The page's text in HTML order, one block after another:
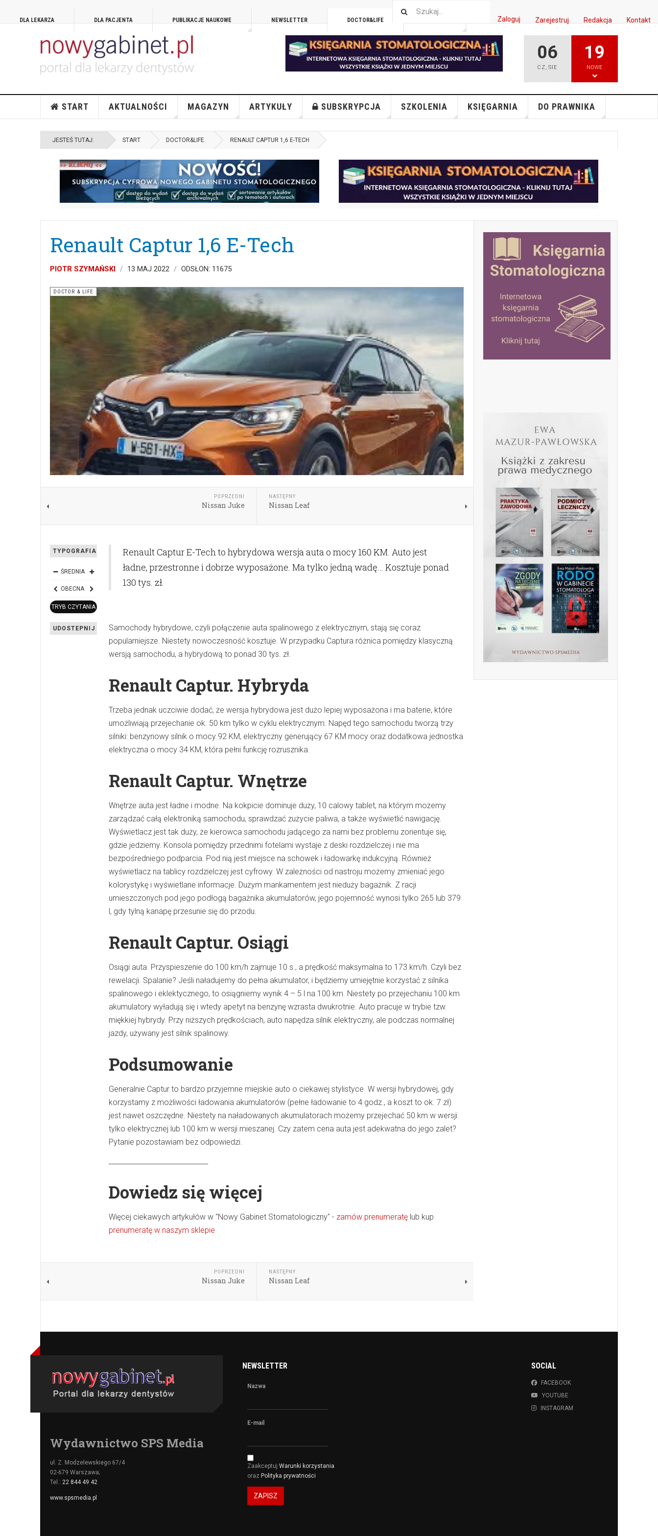
DLA LEKARZA DLA PACJENTA PUBLIKACJE NAUKOWE NEWSLETTER DOCTOR&LIFE Zaloguj Zarejestruj Redakcja Kontakt
06
CZ,SIE
19
NOWE
START AKTUALNOŚCI MAGAZYN ARTYKUŁY SUBSKRYPCJA SZKOLENIA KSIĘGARNIA DO PRAWNIKA
JESTEŚ TUTAJ: START DOCTOR&LIFE RENAULT CAPTUR 1,6 E-TECH
Renault Captur 1,6 E-Tech
PIOTR SZYMAŃSKI 13 MAJ 2022 ODSŁON: 11675
DOCTOR & LIFE
POPRZEDNI
Nissan Juke
NASTĘPNY
Nissan Leaf
TYPOGRAFIA
ŚREDNIA
OBECNA
TRYB CZYTANIA
UDOSTEPNIJ
Renault Captur E-Tech to hybrydowa wersja auta o mocy 160 KM. Auto jest
ładne, przestronne i dobrze wyposażone. Ma tylko jedną wadę… Kosztuje ponad
130 tys. zł.
Samochody hybrydowe, czyli połączenie auta spalinowego z elektrycznym, stają się coraz
popularniejsze. Niestety nowoczesność kosztuje. W przypadku Captura różnica pomiędzy klasyczną
wersją samochodu, a hybrydową to ponad 30 tys. zł.
Renault Captur. Hybryda
Trzeba jednak uczciwie dodać, że wersja hybrydowa jest dużo lepiej wyposażona i ma baterie, które
umożliwiają przejechanie ok. 50 km tylko w cyklu elektrycznym. Napęd tego samochodu tworzą trzy
silniki: benzynowy silnik o mocy 92 KM, elektryczny generujący 67 KM mocy oraz dodatkowa jednostka
elektryczna o mocy 34 KM, która pełni funkcję rozrusznika.
Renault Captur. Wnętrze
Wnętrze auta jest ładne i modne. Na kokpicie dominuje duży, 10 calowy tablet, na którym możemy
zarządzać całą elektroniką samochodu, sprawdzać zużycie paliwa, a także wyświetlić nawigację.
Wyświetlacz jest tak duży, że kierowca samochodu jadącego za nami bez problemu zorientuje się,
gdzie jedziemy. Konsola pomiędzy przednimi fotelami wystaje z deski rozdzielczej i nie ma
bezpośredniego podparcia. Pod nią jest miejsce na schowek i ładowarkę indukcyjną. Również
wyświetlacz na tablicy rozdzielczej jest cyfrowy. W zależności od nastroju możemy zmieniać jego
kolorystykę i wyświetlane informacje. Dużym mankamentem jest nieduży bagażnik. Z racji
umieszczonych pod jego podłogą bagażnika akumulatorów, jego pojemność wynosi tylko 265 lub 379
l, gdy tylną kanapę przesunie się do przodu.
Renault Captur. Osiągi
Osiągi auta. Przyspieszenie do 100 km/h zajmuje 10 s., a prędkość maksymalna to 173 km/h. Czyli bez
rewelacji. Spalanie? Jeśli naładujemy do pełna akumulator, i będziemy umiejętnie korzystać z silnika
spalinowego i eklektycznego, to osiągniemy wynik 4 – 5 l na 100 km. Niestety po przejechaniu 100 km
akumulatory wyładują się i wtedy apetyt na benzynę wzrasta dwukrotnie. Auto pracuje w trybie tzw.
miękkiej hybrydy. Przy niższych prędkościach, auto napędza silnik elektryczny, ale podczas normalnej
jazdy, używany jest silnik spalinowy.
Podsumowanie
Generalnie Captur to bardzo przyjemne miejskie auto o ciekawej stylistyce. W wersji hybrydowej, gdy
korzystamy z możliwości ładowania akumulatorów (pełne ładowanie to 4 godz., a koszt to ok. 7 zł)
jest nawet oszczędne. Niestety na naładowanych akumulatorach możemy przejechać 50 km w wersji
tylko elektrycznej lub 100 km w wersji mieszanej. Czy zatem cena auta jest adekwatna do jego zalet?
Pytanie pozostawiam bez odpowiedzi.
Dowiedz się więcej
Więcej ciekawych artykułów w "Nowy Gabinet Stomatologiczny" - zamów prenumeratę lub kup
prenumeratę w naszym sklepie
POPRZEDNI
Nissan Juke
NASTĘPNY
Nissan Leaf
Wydawnictwo SPS Media
ul. Z. Modzelewskiego 67/4
02-679 Warszawa;
Tel.: 22 844 49 42
www.spsmedia.pl
NEWSLETTER
Nazwa
E-mail
ZaakceptujWarunki korzystania
oraz Polityka prywatności
ZAPISZ
SOCIAL
FACEBOOK
YOUTUBE
INSTAGRAM